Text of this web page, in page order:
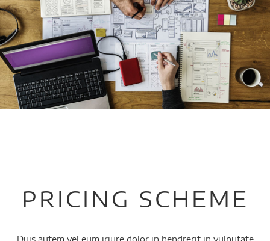
PRICING SCHEME
Duis autem vel eum iriure dolor in hendrerit in vulputate